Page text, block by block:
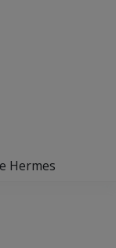
Hermes